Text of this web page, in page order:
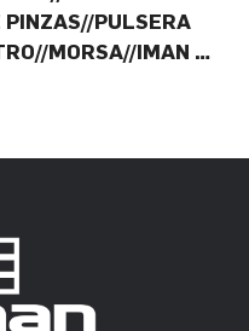
PINZAS//PULSERA
MORSA//IMAN …